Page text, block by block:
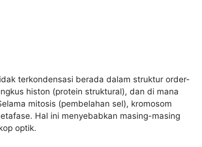
terkondensasi berada dalam struktur order-
histon (protein struktural), dan di mana
mitosis (pembelahan sel), kromosom
Hal ini menyebabkan masing-masing
optik.